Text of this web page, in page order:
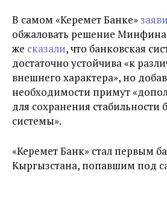
В самом «Керемет Банке»
обжаловать решение
же сказали, что банковская
достаточно устойчива «к
внешнего характера», но
необходимости примут
для сохранения стабильности
системы».
«Керемет Банк» стал первым
Кыргызстана, попавшим под